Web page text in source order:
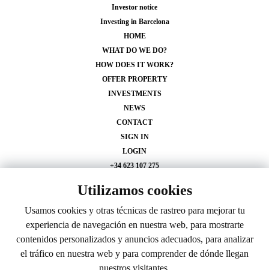
Utilizamos cookies
Usamos cookies y otras técnicas de rastreo para mejorar tu
experiencia de navegación en nuestra web, para mostrarte
contenidos personalizados y anuncios adecuados, para analizar
el tráfico en nuestra web y para comprender de dónde llegan
nuestros visitantes.
Investor notice
Investing in Barcelona
HOME
WHAT DO WE DO?
HOW DOES IT WORK?
OFFER PROPERTY
INVESTMENTS
NEWS
CONTACT
SIGN IN
LOGIN
+34 623 107 275
Follow us